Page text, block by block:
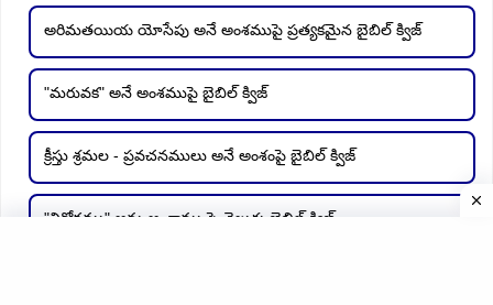
అరిమతయియ యోసేపు అనే అంశముపై ప్రత్యకమైన బైబిల్ క్విజ్
"మరువక" అనే అంశముపై బైబిల్ క్విజ్
క్రీస్తు శ్రమల - ప్రవచనములు అనే అంశంపై బైబిల్ క్విజ్
"విరోధము" అను అంశాము పై తెలుగు బైబిల్ క్విజ్